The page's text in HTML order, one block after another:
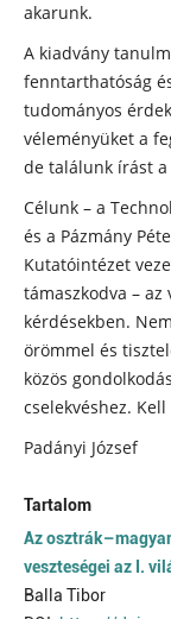
akarunk.
A kiadvány
fenntarthatóság
tudományos
véleményüket a
de találunk írást
Célunk – a
és a Pázmány
Kutatóintézet
támaszkodva –
kérdésekben.
örömmel és
közös
cselekvéshez.
Padányi József
Tartalom
Az
veszteségei az I.
Balla Tibor